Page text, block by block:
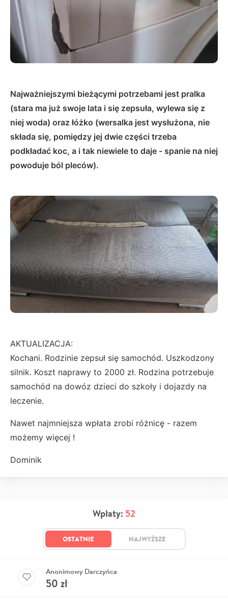
Najważniejszymi bieżącymi potrzebami jest pralka
(stara ma już swoje lata i się zepsuła, wylewa się z
niej woda) oraz łóżko (wersalka jest wysłużona, nie
składa się, pomiędzy jej dwie części trzeba
podkładać koc, a i tak niewiele to daje - spanie na niej
powoduje ból pleców).
AKTUALIZACJA:
Kochani. Rodzinie zepsuł się samochód. Uszkodzony
silnik. Koszt naprawy to 2000 zł. Rodzina potrzebuje
samochód na dowóz dzieci do szkoły i dojazdy na
leczenie.
Nawet najmniejsza wpłata zrobi różnicę - razem
możemy więcej !
Dominik
Wpłaty: 52
OSTATNIE NAJWYŻSZE
Anonimowy Darczyńca
50 zł